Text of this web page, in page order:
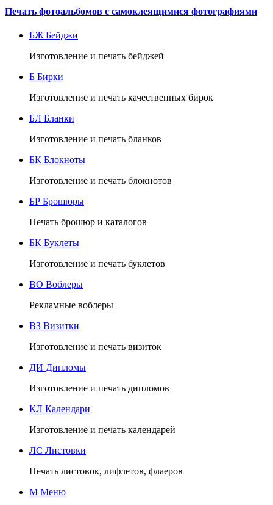
Печать фотоальбомов с самоклеящимися фотографиями
БЖ Бейджи
Изготовление и печать бейджей
Б Бирки
Изготовление и печать качественных бирок
БЛ Бланки
Изготовление и печать бланков
БК Блокноты
Изготовление и печать блокнотов
БР Брошюры
Печать брошюр и каталогов
БК Буклеты
Изготовление и печать буклетов
ВО Воблеры
Рекламные воблеры
ВЗ Визитки
Изготовление и печать визиток
ДИ Дипломы
Изготовление и печать дипломов
КЛ Календари
Изготовление и печать календарей
ЛС Листовки
Печать листовок, лифлетов, флаеров
М Меню